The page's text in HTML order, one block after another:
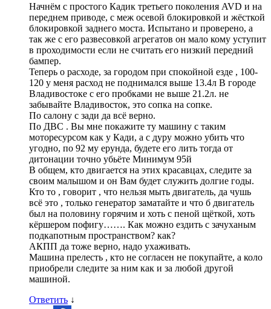
Начнём с простого Кадик третьего поколения AVD и на
переднем приводе, с меж осевой блокировкой и жёсткой
блокировкой заднего моста. Испытано и проверено, а
так же с его развесовкой агрегатов он мало кому уступит
в проходимости если не считать его низкий передний
бампер.
Теперь о расходе, за городом при спокойной езде , 100-
120 у меня расход не поднимался выше 13.4л В городе
Владивостоке с его пробками не выше 21.2л. не
забывайте Владивосток, это сопка на сопке.
По салону с зади да всё верно.
По ДВС . Вы мне покажите ту машину с таким
моторесурсом как у Кади, а с дуру можно убить что
угодно, по 92 му ерунда, будете его лить тогда от
дитонации точно убьёте Минимум 95й
В общем, кто двигается на этих красавцах, следите за
своим малышом и он Вам будет служить долгие годы.
Кто то , говорит , что нельзя мыть двигатель, да чушь
всё это , только генератор заматайте и что б двигатель
был на половину горячим и хоть с пеной щёткой, хоть
кёршером пофигу……. Как можно ездить с зачуханым
подкапотным пространством? как?
АКПП да тоже верно, надо ухаживать.
Машина прелесть , кто не согласен не покупайте, а коло
приобрели следите за ним как и за любой другой
машиной.
Ответить ↓